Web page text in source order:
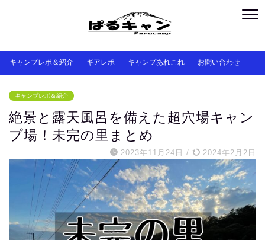
キャンプレポ＆紹介 ギアレポ キャンプあれこれ お問い合わせ
キャンプレポ＆紹介
絶景と露天風呂を備えた超穴場キャン
プ場！未完の里まとめ
2023年11月24日 / 2024年2月2日